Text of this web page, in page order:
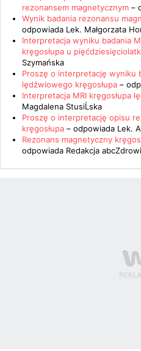
rezonansem magnetycznym –
Wynik badania rezonansu
odpowiada Lek. Małgorzata
Interpretacja wyniku badania
kręgosłupa u
Szymańska
Proszę o interpretację wyniku
lędźwiowego kręgosłupa –
Interpretacja MRI kręgosłupa
Magdalena StusiĹska
Proszę o interpretację opisu
kręgosłupa – odpowiada Lek.
Rezonans magnetyczny
odpowiada Redakcja